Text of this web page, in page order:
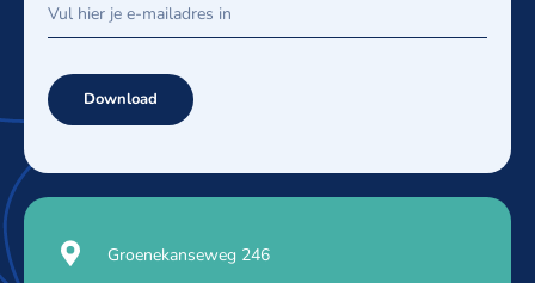
Download
Groenekanseweg 246